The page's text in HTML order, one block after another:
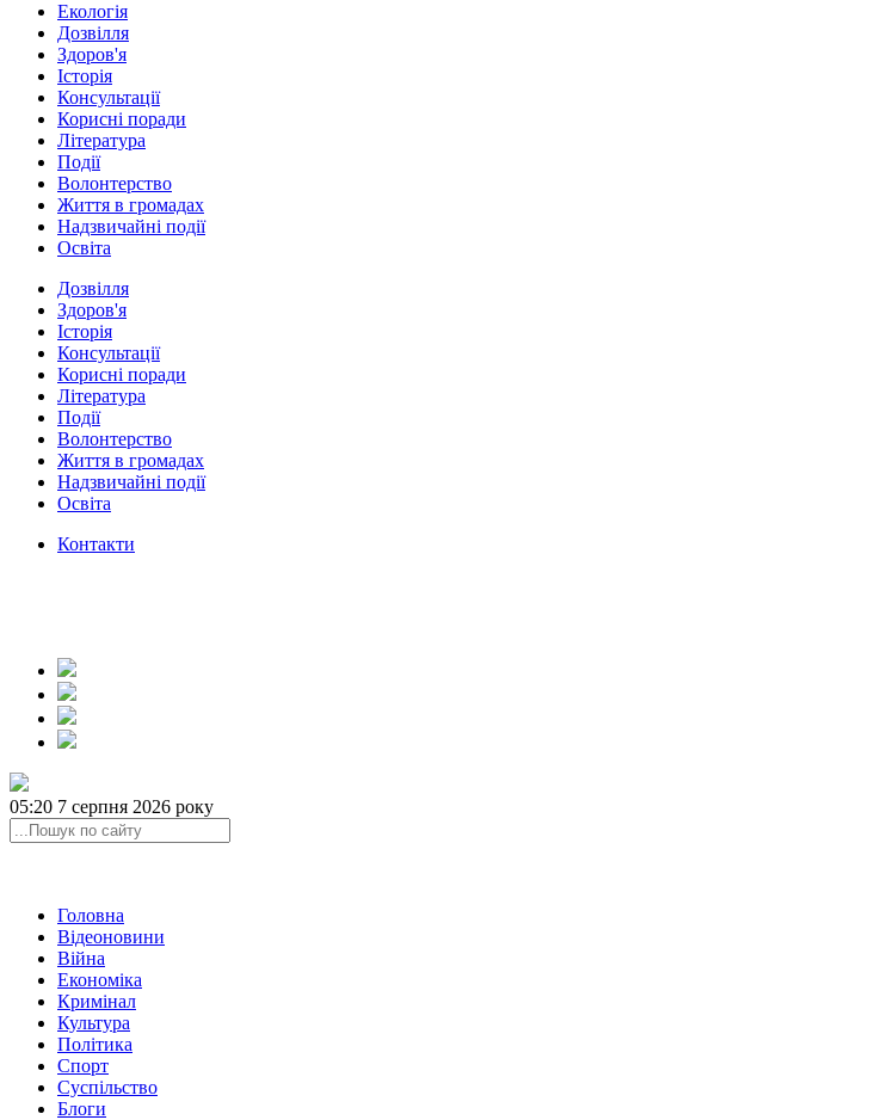
Екологія
Дозвілля
Здоров'я
Історія
Консультації
Корисні поради
Література
Події
Волонтерство
Життя в громадах
Надзвичайні події
Освіта
Дозвілля
Здоров'я
Історія
Консультації
Корисні поради
Література
Події
Волонтерство
Життя в громадах
Надзвичайні події
Освіта
Контакти
05:20 7 серпня 2026 року
Головна
Відеоновини
Війна
Економіка
Кримінал
Культура
Політика
Спорт
Суспільство
Блоги